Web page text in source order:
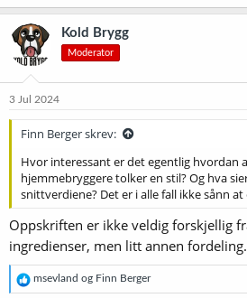
Kold Brygg
Moderator
3 Jul 2024
Finn Berger skrev:
Hvor interessant er det egentlig hvordan
hjemmebryggere tolker en stil? Og hva
snittverdiene? Det er i alle fall ikke sånn
Oppskriften er ikke veldig forskjellig
ingredienser, men litt annen fordeling.
R
e
msevland og Finn Berger